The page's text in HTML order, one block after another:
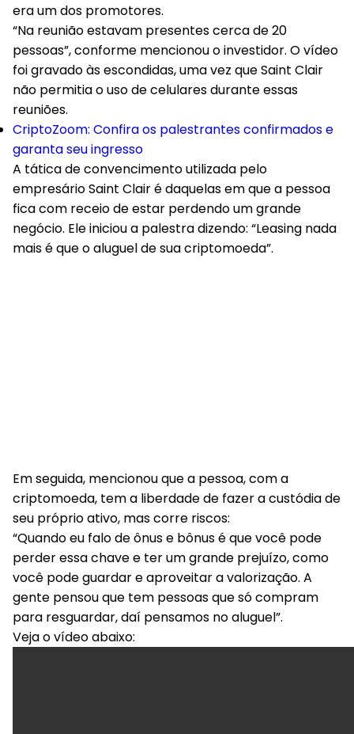
era um dos promotores.
“Na reunião estavam presentes cerca de 20
pessoas”, conforme mencionou o investidor. O vídeo
foi gravado às escondidas, uma vez que Saint Clair
não permitia o uso de celulares durante essas
reuniões.
CriptoZoom: Confira os palestrantes confirmados e
garanta seu ingresso
A tática de convencimento utilizada pelo
empresário Saint Clair é daquelas em que a pessoa
fica com receio de estar perdendo um grande
negócio. Ele iniciou a palestra dizendo: “Leasing nada
mais é que o aluguel de sua criptomoeda”.
Em seguida, mencionou que a pessoa, com a
criptomoeda, tem a liberdade de fazer a custódia de
seu próprio ativo, mas corre riscos:
“Quando eu falo de ônus e bônus é que você pode
perder essa chave e ter um grande prejuízo, como
você pode guardar e aproveitar a valorização. A
gente pensou que tem pessoas que só compram
para resguardar, daí pensamos no aluguel”.
Veja o vídeo abaixo: